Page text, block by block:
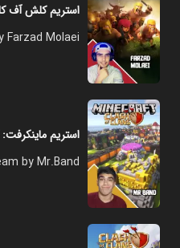
استریم کلش آف
Farzad Molaei
استریم
by Mr.Band